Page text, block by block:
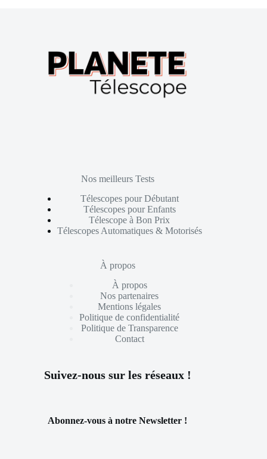
Nos meilleurs Tests
Télescopes pour Débutant
Télescopes pour Enfants
Télescope à Bon Prix
Télescopes Automatiques & Motorisés
À propos
À propos
Nos partenaires
Mentions légales
Politique de confidentialité
Politique de Transparence
Contact
Suivez-nous sur les réseaux !
Abonnez-vous à notre Newsletter !